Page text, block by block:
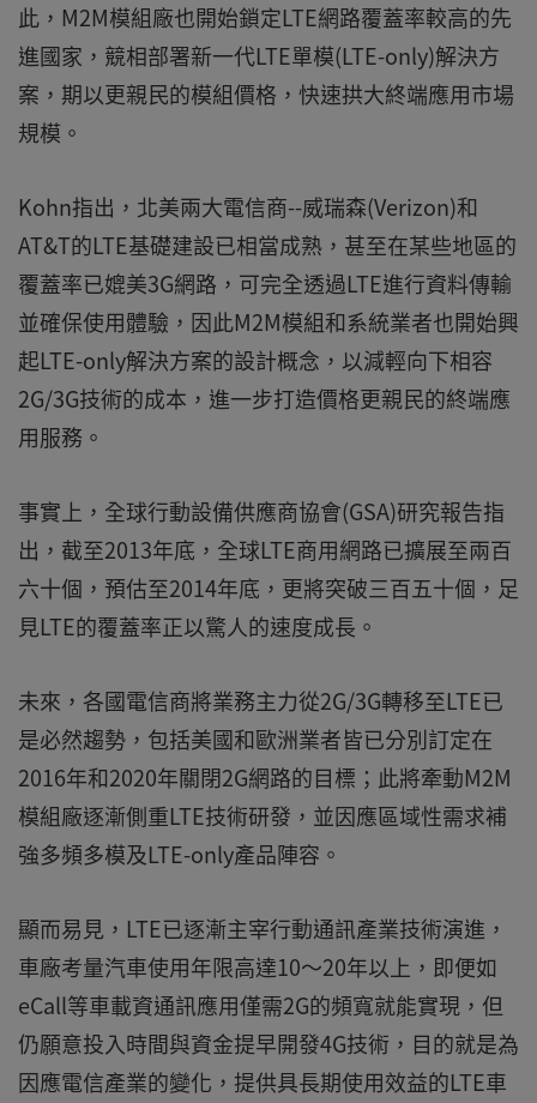
此，M2M模組廠也開始鎖定LTE網路覆蓋率較高的先
進國家，競相部署新一代LTE單模(LTE-only)解決方
案，期以更親民的模組價格，快速拱大終端應用市場
規模。
Kohn指出，北美兩大電信商--威瑞森(Verizon)和
AT&T的LTE基礎建設已相當成熟，甚至在某些地區的
覆蓋率已媲美3G網路，可完全透過LTE進行資料傳輸
並確保使用體驗，因此M2M模組和系統業者也開始興
起LTE-only解決方案的設計概念，以減輕向下相容
2G/3G技術的成本，進一步打造價格更親民的終端應
用服務。
事實上，全球行動設備供應商協會(GSA)研究報告指
出，截至2013年底，全球LTE商用網路已擴展至兩百
六十個，預估至2014年底，更將突破三百五十個，足
見LTE的覆蓋率正以驚人的速度成長。
未來，各國電信商將業務主力從2G/3G轉移至LTE已
是必然趨勢，包括美國和歐洲業者皆已分別訂定在
2016年和2020年關閉2G網路的目標；此將牽動M2M
模組廠逐漸側重LTE技術研發，並因應區域性需求補
強多頻多模及LTE-only產品陣容。
顯而易見，LTE已逐漸主宰行動通訊產業技術演進，
車廠考量汽車使用年限高達10～20年以上，即便如
eCall等車載資通訊應用僅需2G的頻寬就能實現，但
仍願意投入時間與資金提早開發4G技術，目的就是為
因應電信產業的變化，提供具長期使用效益的LTE車